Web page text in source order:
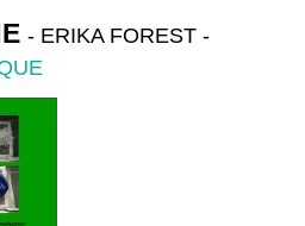
- ERIKA FOREST -